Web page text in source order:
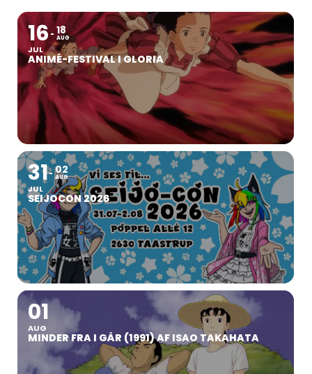
16
JUL
18
AUG
ANIMÉ-FESTIVAL I GLORIA
31
JUL
02
AUG
SEIJOCON 2026
01
AUG
MINDER FRA I GÅR (1991) AF ISAO TAKAHATA